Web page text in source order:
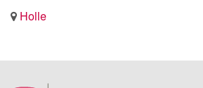
Holle